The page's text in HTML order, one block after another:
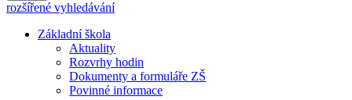
rozšířené vyhledávání
Základní škola
Aktuality
Rozvrhy hodin
Dokumenty a formuláře ZŠ
Povinné informace